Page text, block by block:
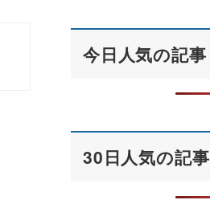
今日人気の記事
30日人気の記事